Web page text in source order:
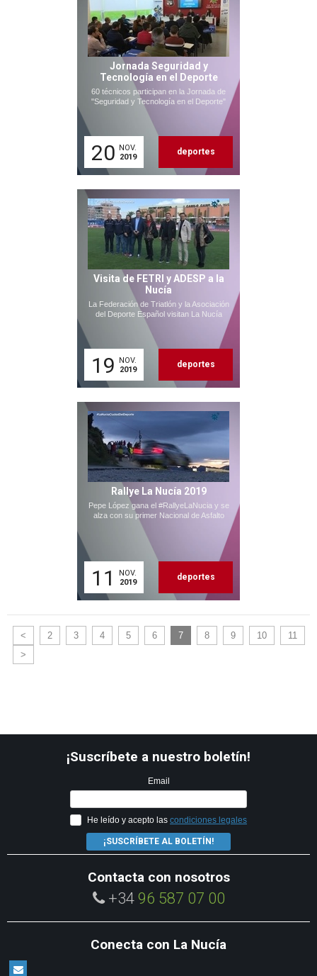
Jornada Seguridad y
Tecnología en el Deporte
60 técnicos participan en la Jornada de
"Seguridad y Tecnología en el Deporte"
20 NOV.
2019
deportes
Visita de FETRI y ADESP a la
Nucía
La Federación de Triatlón y la Asociación
del Deporte Español visitan La Nucía
19
NOV.
2019
deportes
Rallye La Nucía 2019
Pepe López gana el #RallyeLaNucia y se
alza con su primer Nacional de Asfalto
11
NOV.
2019
deportes
< 2 3 4 5 6 7 8 9 10
11
>
¡Suscríbete a nuestro boletín!
Email
He leído y acepto las condiciones legales
¡SUSCRÍBETE AL BOLETÍN!
Contacta con nosotros
+34 96 587 07 00
Conecta con La Nucía